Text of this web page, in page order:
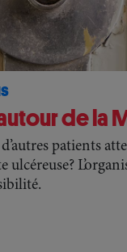
de la
patients
ulcéreuse?